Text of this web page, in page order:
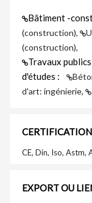
Bâtiment -
(construction),
(construction),
Travaux
d'études :
d'art: ingénierie,
CE, Din, Iso, Astm,
EXPORT OU